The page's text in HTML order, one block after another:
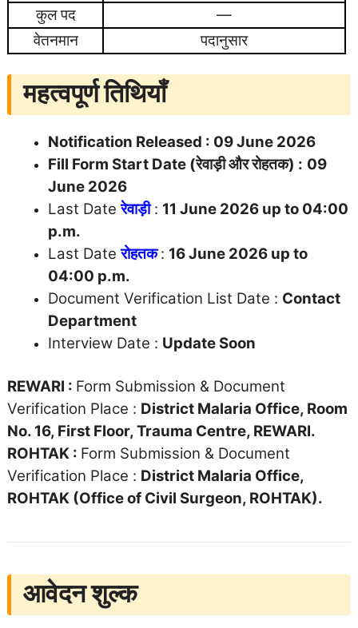
कुल पद
—
वेतनमान
पदानुसार
महत्वपूर्ण तिथियाँ
Notification Released : 09 June 2026
Fill Form Start Date (रेवाड़ी और रोहतक) : 09
June 2026
Last Dateरेवाड़ी: 11 June 2026 up to 04:00
p.m.
Last Dateरोहतक : 16 June 2026 up to
04:00 p.m.
Document Verification List Date : Contact
Department
Interview Date : Update Soon
REWARI : Form Submission & Document
Verification Place : District Malaria Office, Room
No. 16, First Floor, Trauma Centre, REWARI.
ROHTAK : Form Submission & Document
Verification Place : District Malaria Office,
ROHTAK (Office of Civil Surgeon, ROHTAK).
आवेदन शुल्क